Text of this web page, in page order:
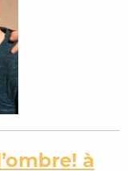
à